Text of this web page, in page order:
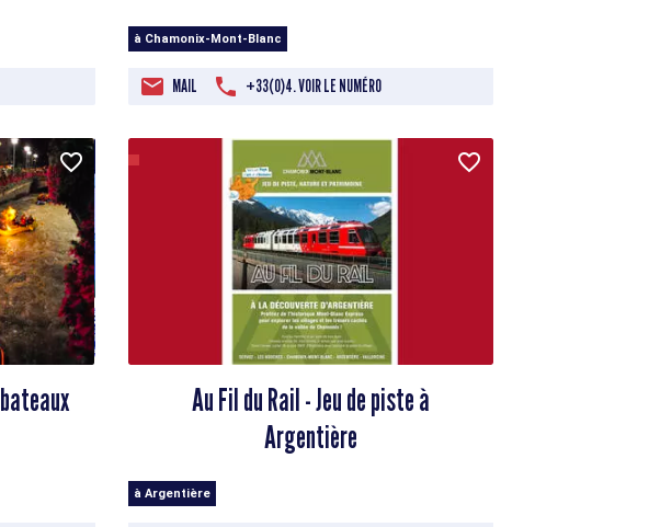
à Chamonix-Mont-Blanc
MAIL +33(0)4. VOIR LE NUMÉRO
Au Fil du Rail - Jeu de piste à
Argentière
à Argentière